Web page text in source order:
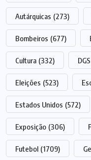
Autárquicas (273)
Bombeiros (677)
Cultura (332) DGS
Eleições (523)
Estados Unidos (572)
Exposição (306)
Futebol (1709)